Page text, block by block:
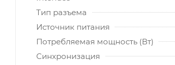
Тип разъема
Источник питания
Потребляемая мощность (Вт)
Синхронизация